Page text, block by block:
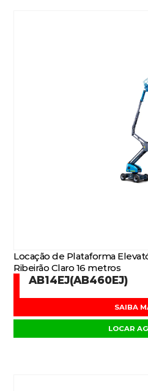
Locação de Plataforma
Ribeirão Claro 16 metros
AB14EJ(AB460EJ)
SAIBA
LOCAR